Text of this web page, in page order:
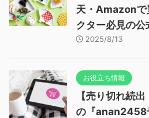
天・Amazonで
クター必見の公
2025/8/13
お役立ち情報
【売り切れ続
の『anan2458